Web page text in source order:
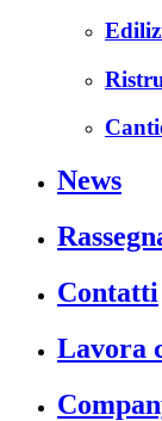
News
Contatti
Lavora